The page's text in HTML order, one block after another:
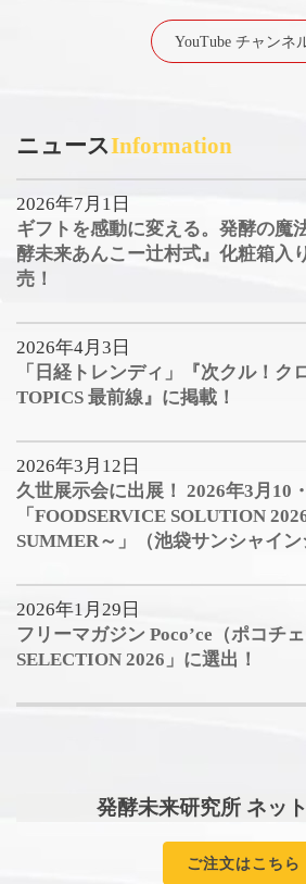
YouTube チャンネ
ニュースInformation
2026年7月1日
ギフトを感動に変える。発酵の魔
酵未来あんこー辻村式』化粧箱入
売！
2026年4月3日
「日経トレンディ」『次クル！ク
TOPICS 最前線』に掲載！
2026年3月12日
久世展示会に出展！ 2026年3月10
「FOODSERVICE SOLUTION
SUMMER～」（池袋サンシャイン
2026年1月29日
フリーマガジン Poco’ce（ポコチ
SELECTION 2026」に選出！
発酵未来研究所 ネッ
ご注文はこちら